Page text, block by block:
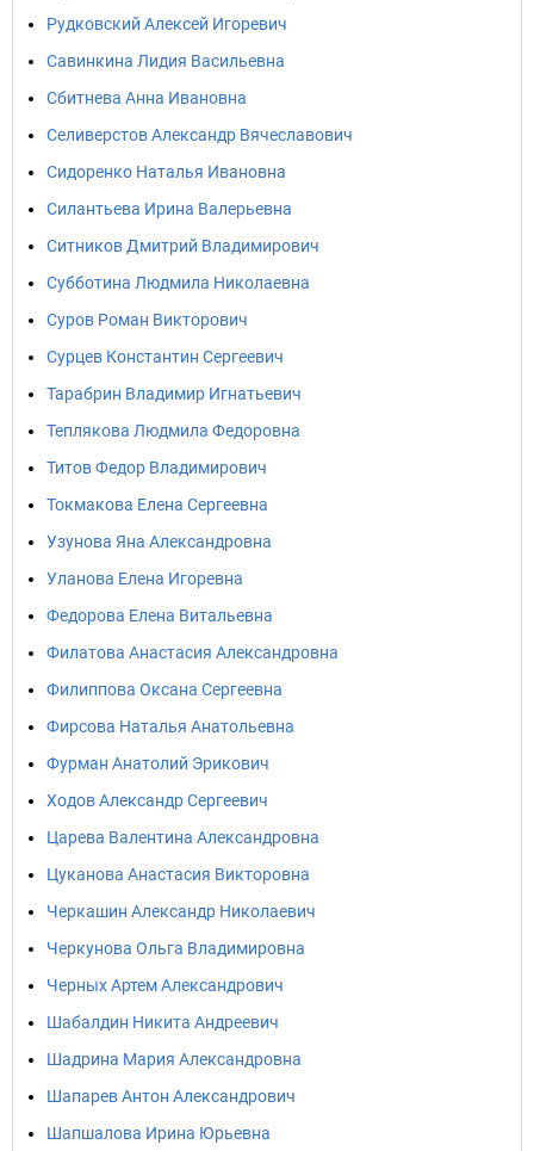
Рудковский Алексей Игоревич
Савинкина Лидия Васильевна
Сбитнева Анна Ивановна
Селиверстов Александр Вячеславович
Сидоренко Наталья Ивановна
Силантьева Ирина Валерьевна
Ситников Дмитрий Владимирович
Субботина Людмила Николаевна
Суров Роман Викторович
Сурцев Константин Сергеевич
Тарабрин Владимир Игнатьевич
Теплякова Людмила Федоровна
Титов Федор Владимирович
Токмакова Елена Сергеевна
Узунова Яна Александровна
Уланова Елена Игоревна
Федорова Елена Витальевна
Филатова Анастасия Александровна
Филиппова Оксана Сергеевна
Фирсова Наталья Анатольевна
Фурман Анатолий Эрикович
Ходов Александр Сергеевич
Царева Валентина Александровна
Цуканова Анастасия Викторовна
Черкашин Александр Николаевич
Черкунова Ольга Владимировна
Черных Артем Александрович
Шабалдин Никита Андреевич
Шадрина Мария Александровна
Шапарев Антон Александрович
Шапшалова Ирина Юрьевна